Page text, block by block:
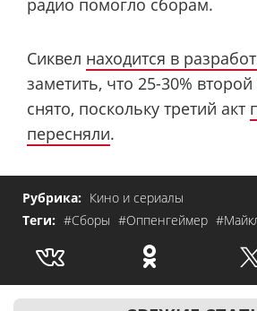
Сиквел находится в
заметить, что 25-30%
снято, поскольку третий акт
пересняли.
Рубрика: Кино и сериалы
Теги: #Сборы #Оппенгеймер